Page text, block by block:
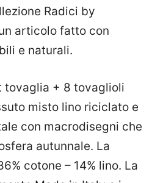
Radici by
articolo fatto con
e naturali.
tovaglia + 8 tovaglioli
misto lino riciclato e
con macrodisegni che
autunnale. La
cotone – 14% lino. La